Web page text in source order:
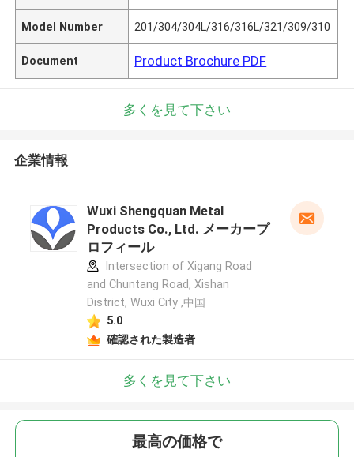
Model Number 201/304/304L/316/316L/321/309/310
Document Product Brochure PDF
多くを見て下さい
企業情報
Wuxi Shengquan Metal
Products Co., Ltd. メーカープ
ロフィール
Intersection of Xigang Road
and Chuntang Road, Xishan
District, Wuxi City ,中国
5.0
確認された製造者
多くを見て下さい
最高の価格で